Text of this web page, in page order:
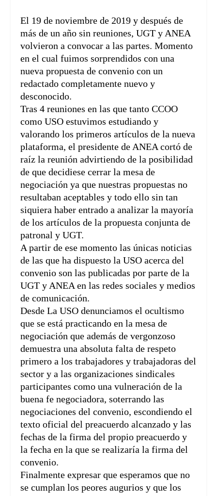
El 19 de noviembre de 2019 y después de
más de un año sin reuniones, UGT y ANEA
volvieron a convocar a las partes. Momento
en el cual fuimos sorprendidos con una
nueva propuesta de convenio con un
redactado completamente nuevo y
desconocido.
Tras 4 reuniones en las que tanto CCOO
como USO estuvimos estudiando y
valorando los primeros artículos de la nueva
plataforma, el presidente de ANEA cortó de
raíz la reunión advirtiendo de la posibilidad
de que decidiese cerrar la mesa de
negociación ya que nuestras propuestas no
resultaban aceptables y todo ello sin tan
siquiera haber entrado a analizar la mayoría
de los artículos de la propuesta conjunta de
patronal y UGT.
A partir de ese momento las únicas noticias
de las que ha dispuesto la USO acerca del
convenio son las publicadas por parte de la
UGT y ANEA en las redes sociales y medios
de comunicación.
Desde La USO denunciamos el ocultismo
que se está practicando en la mesa de
negociación que además de vergonzoso
demuestra una absoluta falta de respeto
primero a los trabajadores y trabajadoras del
sector y a las organizaciones sindicales
participantes como una vulneración de la
buena fe negociadora, soterrando las
negociaciones del convenio, escondiendo el
texto oficial del preacuerdo alcanzado y las
fechas de la firma del propio preacuerdo y
la fecha en la que se realizaría la firma del
convenio.
Finalmente expresar que esperamos que no
se cumplan los peores augurios y que los